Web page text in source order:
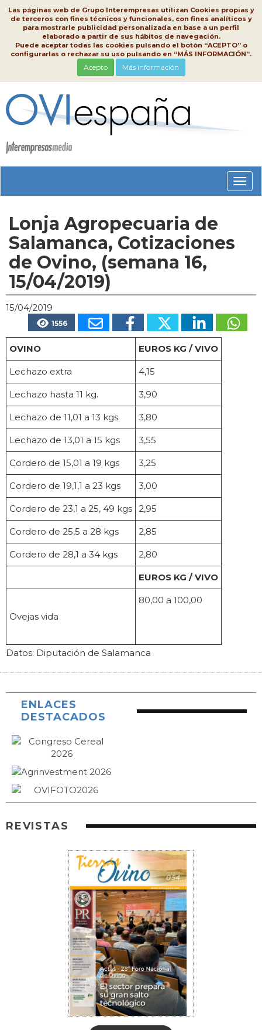
Las páginas web de Grupo Interempresas utilizan Cookies propias y
de terceros con fines técnicos y funcionales, con fines analíticos y
para mostrarle publicidad personalizada en base a un perfil
elaborado a partir de sus hábitos de navegación.
Puede aceptar todas las cookies pulsando el botón “ACEPTO” o
configurarlas o rechazar su uso pulsando en “MÁS INFORMACIÓN”.
Acepto Más información
Lonja Agropecuaria de
Salamanca, Cotizaciones
de Ovino, (semana 16,
15/04/2019)
15/04/2019
1556
OVINO EUROS KG / VIVO
Lechazo extra 4,15
Lechazo hasta 11 kg. 3,90
Lechazo de 11,01 a 13 kgs 3,80
Lechazo de 13,01 a 15 kgs 3,55
Cordero de 15,01 a 19 kgs 3,25
Cordero de 19,1,1 a 23 kgs 3,00
Cordero de 23,1 a 25, 49 kgs 2,95
Cordero de 25,5 a 28 kgs 2,85
Cordero de 28,1 a 34 kgs 2,80
EUROS KG / VIVO
Ovejas vida
80,00 a 100,00
Datos: Diputación de Salamanca
ENLACES
DESTACADOS
REVISTAS